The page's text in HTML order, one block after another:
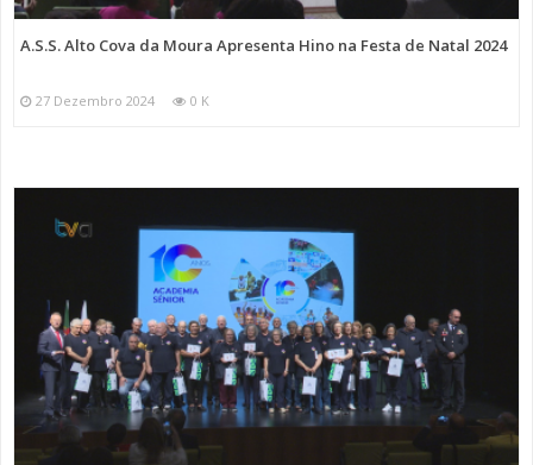
A.S.S. Alto Cova da Moura Apresenta Hino na Festa de Natal 2024
27 Dezembro 2024 0 K